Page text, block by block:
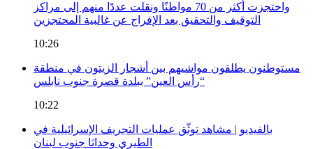
واحتجزت أكثر من 70 مواطنًا ونقلت عددًا منهم إلى مراكز
التوقيف والتحقيق بعد الإفراج عن غالبية المحتجزين
10:26
مستوطنون يطلقون مواشيهم بين أشجار الزيتون في منطقة
“رأس العين” ببلدة قصرة جنوب نابلس
10:22
بالفيديو | مشاهد توثّق عمليات التجريف الإسرائيلية في
الطيري وحداثا جنوب لبنان